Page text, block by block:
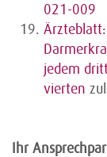
021-009
jedem
vierten
Ihr